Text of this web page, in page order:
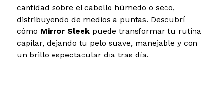
cantidad sobre el cabello húmedo o seco,
distribuyendo de medios a puntas. Descubrí
cómo Mirror Sleekpuede transformar tu rutina
capilar, dejando tu pelo suave, manejable y con
un brillo espectacular día tras día.